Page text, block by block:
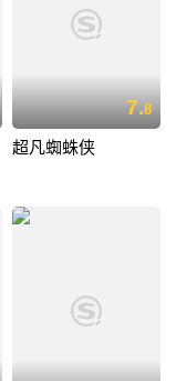
7.8
超凡蜘蛛侠